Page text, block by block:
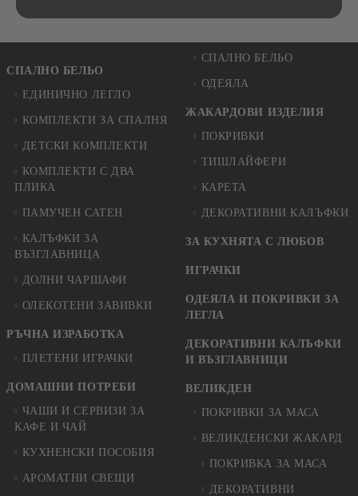
СПАЛНО БЕЛЬО
ЕДИНИЧНО ЛЕГЛО
КОМПЛЕКТИ ЗА СПАЛНЯ
ДЕТСКИ КОМПЛЕКТИ
КОМПЛЕКТИ С ДВА
ПЛИКА
ПАМУЧЕН САТЕН
КАЛЪФКИ ЗА
ВЪЗГЛАВНИЦА
ДОЛНИ ЧАРШАФИ
ОЛЕКОТЕНИ ЗАВИВКИ
РЪЧНА ИЗРАБОТКА
ПЛЕТЕНИ ИГРАЧКИ
ДОМАШНИ ПОТРЕБИ
ЧАШИ И СЕРВИЗИ ЗА
КАФЕ И ЧАЙ
КУХНЕНСКИ ПОСОБИЯ
АРОМАТНИ СВЕЩИ
СПАЛНО БЕЛЬО
ОДЕЯЛА
ЖАКАРДОВИ ИЗДЕЛИЯ
ПОКРИВКИ
ТИШЛАЙФЕРИ
КАРЕТА
ДЕКОРАТИВНИ КАЛЪФКИ
ЗА КУХНЯТА С ЛЮБОВ
ИГРАЧКИ
ОДЕЯЛА И ПОКРИВКИ ЗА
ЛЕГЛА
ДЕКОРАТИВНИ КАЛЪФКИ
И ВЪЗГЛАВНИЦИ
ВЕЛИКДЕН
ПОКРИВКИ ЗА МАСА
ВЕЛИКДЕНСКИ ЖАКАРД
ПОКРИВКА ЗА МАСА
ДЕКОРАТИВНИ